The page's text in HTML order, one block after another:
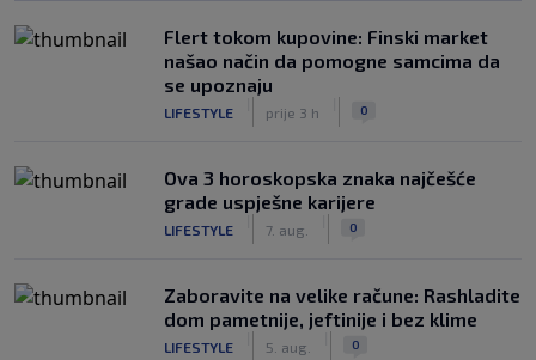
Flert tokom kupovine: Finski market
našao način da pomogne samcima da
se upoznaju
LIFESTYLE prije 3 h 0
Ova 3 horoskopska znaka najčešće
grade uspješne karijere
LIFESTYLE 7. aug. 0
Zaboravite na velike račune: Rashladite
dom pametnije, jeftinije i bez klime
LIFESTYLE 5. aug. 0